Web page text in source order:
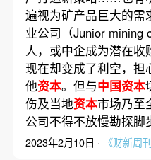
遍视为矿产品巨大的需
业公司（Junior mining
人，或中企成为潜在收
现在却变成了利空，担
他资本。但与中国资本
伤及当地资本市场乃至
公司不得不放慢勘探
2023年2月10日 · 《财新周